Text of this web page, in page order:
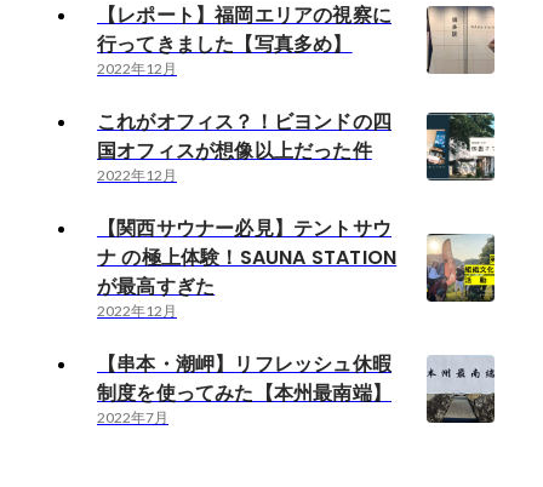
【レポート】福岡エリアの視察に
行ってきました【写真多め】
2022年12月
これがオフィス？！ビヨンドの四
国オフィスが想像以上だった件
2022年12月
【関西サウナー必見】テントサウ
ナ の極上体験！SAUNA STATION
が最高すぎた
2022年12月
【串本・潮岬】リフレッシュ休暇
制度を使ってみた【本州最南端】
2022年7月